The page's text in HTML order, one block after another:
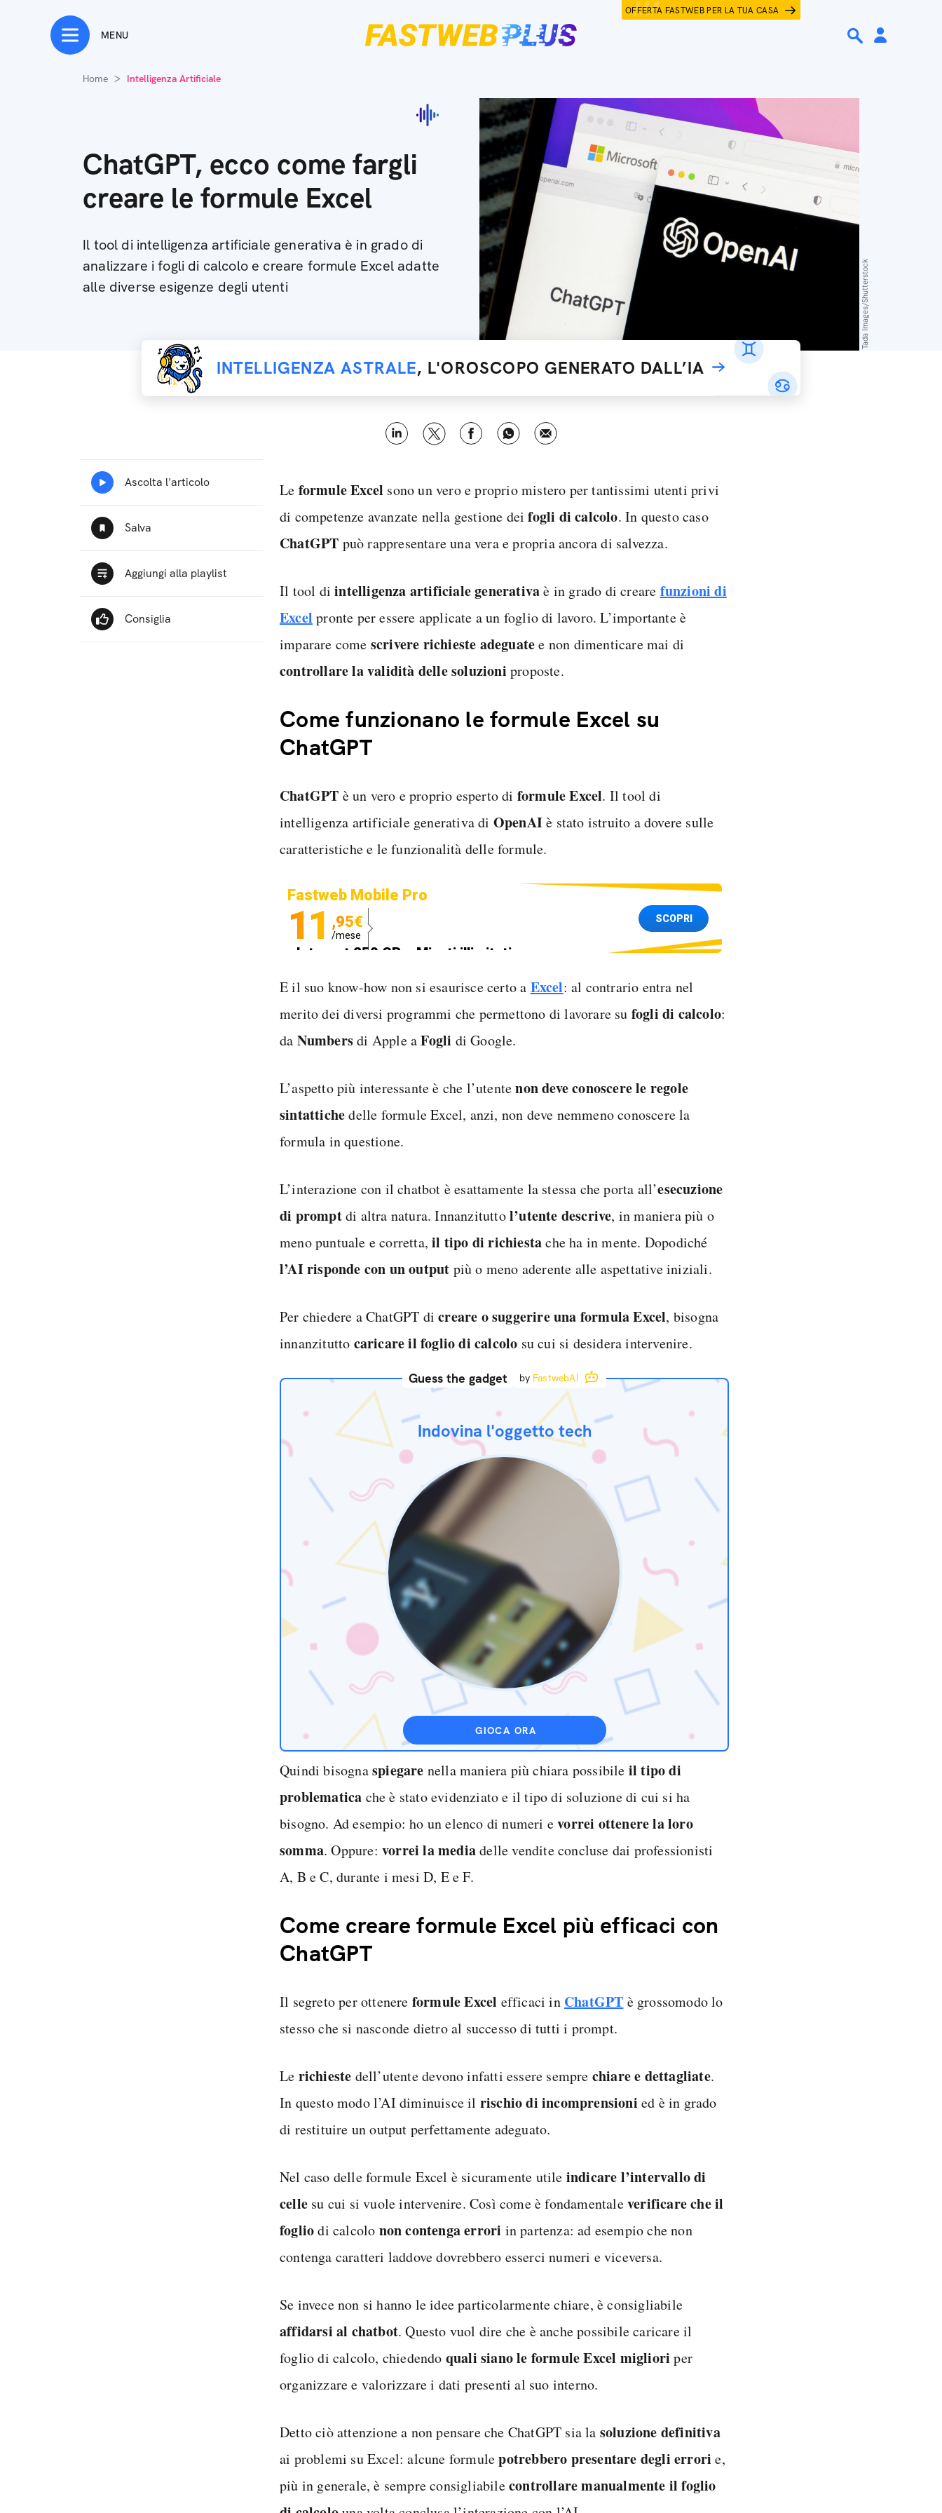
OFFERTA FASTWEB PER LA TUA CASA
MENU
Home Intelligenza Artificiale
ChatGPT, ecco come fargli
creare le formule Excel
Il tool di intelligenza artificiale generativa è in grado di
analizzare i fogli di calcolo e creare formule Excel adatte
alle diverse esigenze degli utenti
Tada Images/Shutterstock
INTELLIGENZA ASTRALE, L'OROSCOPO GENERATO DALL’IA
Le formule Excel sono un vero e proprio mistero per tantissimi utenti privi
di competenze avanzate nella gestione deifogli di calcolo. In questo caso
ChatGPT può rappresentare una vera e propria ancora di salvezza.
Il tool diintelligenza artificiale generativaè in grado di creare funzioni di
Excel pronte per essere applicate a un foglio di lavoro. L’importante è
imparare come scrivere richieste adeguatee non dimenticare mai di
controllare la validità delle soluzioni proposte.
Come funzionano le formule Excel su
ChatGPT
ChatGPT è un vero e proprio esperto di formule Excel. Il tool di
intelligenza artificiale generativa di OpenAIè stato istruito a dovere sulle
caratteristiche e le funzionalità delle formule.
Fastweb Mobile Pro
11 ,95€
/mese
Internet 250 GB e Minuti illimitati
SCOPRI
E il suo know-how non si esaurisce certo a Excel: al contrario entra nel
merito dei diversi programmi che permettono di lavorare su fogli di calcolo:
da Numbersdi Apple aFogli di Google.
L’aspetto più interessante è che l’utentenon deve conoscere le regole
sintattichedelle formule Excel, anzi, non deve nemmeno conoscere la
formula in questione.
L’interazione con il chatbot è esattamente la stessa che porta all’esecuzione
di promptdi altra natura. Innanzituttol’utente descrive, in maniera più o
meno puntuale e corretta,il tipo di richiestache ha in mente. Dopodiché
l’AI risponde con un output più o meno aderente alle aspettative iniziali.
Per chiedere a ChatGPT dicreare o suggerire una formula Excel, bisogna
innanzitutto caricare il foglio di calcolo su cui si desidera intervenire.
Guess the gadget by FastwebAI
Indovina l'oggetto tech
GIOCA ORA
Quindi bisognaspiegare nella maniera più chiara possibile il tipo di
problematica che è stato evidenziato e il tipo di soluzione di cui si ha
bisogno. Ad esempio: ho un elenco di numeri evorrei ottenere la loro
somma. Oppure: vorrei la mediadelle vendite concluse dai professionisti
A, B e C, durante i mesi D, E e F.
Come creare formule Excel più efficaci con
ChatGPT
Il segreto per ottenere formule Excel efficaci in ChatGPT è grossomodo lo
stesso che si nasconde dietro al successo di tutti i prompt.
Le richieste dell’utente devono infatti essere sempre chiare e dettagliate.
In questo modo l’AI diminuisce il rischio di incomprensioni ed è in grado
di restituire un output perfettamente adeguato.
Nel caso delle formule Excel è sicuramente utile indicare l’intervallo di
celle su cui si vuole intervenire. Così come è fondamentaleverificare che il
fogliodi calcolo non contengaerrori in partenza: ad esempio che non
contenga caratteri laddove dovrebbero esserci numeri e viceversa.
Se invece non si hanno le idee particolarmente chiare, è consigliabile
affidarsi al chatbot. Questo vuol dire che è anche possibile caricare il
foglio di calcolo, chiedendo quali siano le formule Excel migliori per
organizzare e valorizzare i dati presenti al suo interno.
Detto ciò attenzione a non pensare che ChatGPT sia la soluzione definitiva
ai problemi su Excel: alcune formulepotrebbero presentare degli errori e,
più in generale, è sempre consigliabilecontrollare manualmente il foglio